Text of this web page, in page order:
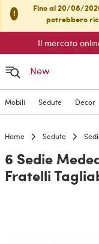
!
Fino al 20/08/
potrebbero
Il mercato
New
Mobili Sedute Decor
Home Sedute
6 Sedie
Fratelli